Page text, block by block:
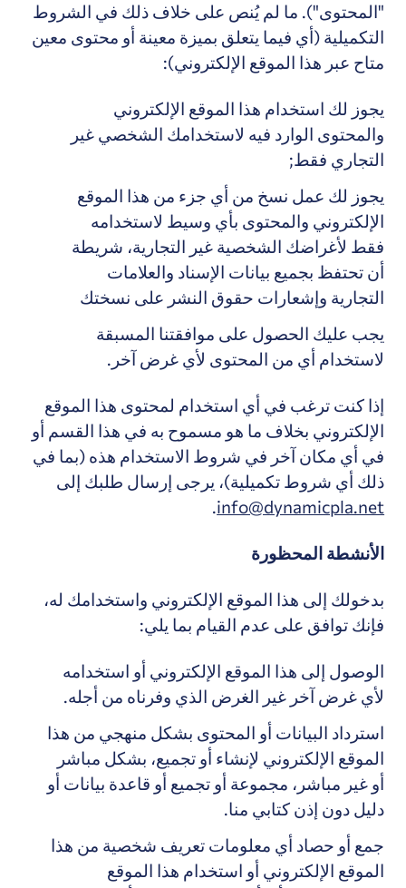
"المحتوى"). ما لم يُنص على خلاف ذلك في الشروط
التكميلية (أي فيما يتعلق بميزة معينة أو محتوى معين
متاح عبر هذا الموقع الإلكتروني):
يجوز لك استخدام هذا الموقع الإلكتروني
والمحتوى الوارد فيه لاستخدامك الشخصي غير
التجاري فقط;
يجوز لك عمل نسخ من أي جزء من هذا الموقع
الإلكتروني والمحتوى بأي وسيط لاستخدامه
فقط لأغراضك الشخصية غير التجارية، شريطة
أن تحتفظ بجميع بيانات الإسناد والعلامات
التجارية وإشعارات حقوق النشر على نسختك
يجب عليك الحصول على موافقتنا المسبقة
لاستخدام أي من المحتوى لأي غرض آخر.
إذا كنت ترغب في أي استخدام لمحتوى هذا الموقع
الإلكتروني بخلاف ما هو مسموح به في هذا القسم أو
في أي مكان آخر في شروط الاستخدام هذه (بما في
ذلك أي شروط تكميلية)، يرجى إرسال طلبك إلى
info@dynamicpla.net
.
الأنشطة المحظورة
بدخولك إلى هذا الموقع الإلكتروني واستخدامك له،
فإنك توافق على عدم القيام بما يلي:
الوصول إلى هذا الموقع الإلكتروني أو استخدامه
لأي غرض آخر غير الغرض الذي وفرناه من أجله.
استرداد البيانات أو المحتوى بشكل منهجي من هذا
الموقع الإلكتروني لإنشاء أو تجميع، بشكل مباشر
أو غير مباشر، مجموعة أو تجميع أو قاعدة بيانات أو
دليل دون إذن كتابي منا.
جمع أو حصاد أي معلومات تعريف شخصية من هذا
الموقع الإلكتروني أو استخدام هذا الموقع